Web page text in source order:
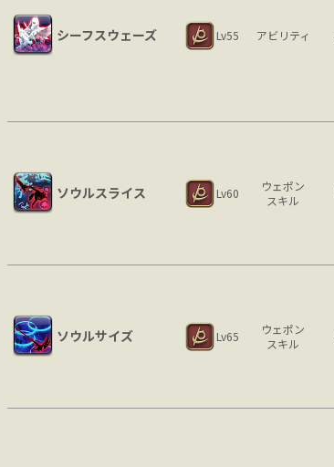
シーフスウェーズ Lv55 アビリティ
ソウルスライス Lv60
ウェポン
スキル
ソウルサイズ Lv65
ウェポン
スキル